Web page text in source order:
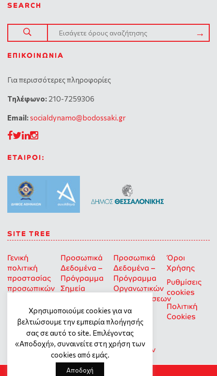
SEARCH
ΕΠΙΚΟΙΝΩΝΊΑ
Για περισσότερες πληροφορίες
Tηλέφωνο: 210-7259306
Email:socialdynamo@bodossaki.gr
ΕΤΑΙΡΟΙ:
SITE TREE
Γενική
πολιτική
προστασίας
προσωπικών
Προσωπικά
Δεδομένα –
Πρόγραμμα
Σημεία
Προσωπικά
Δεδομένα –
Πρόγραμμα
Οργανωτικών
Επιχορηγήσεων
για Οκοιπ
που δρουν
Ισότητα
των Φύλων
Όροι
Χρήσης
Ρυθμίσεις
cookies
Πολιτική
Cookies
Χρησιμοποιούμε cookies για να
βελτιώσουμε την εμπειρία πλοήγησής
σας σε αυτό το site. Επιλέγοντας
«Αποδοχή», συναινείτε στη χρήση των
cookies από εμάς.
Αποδοχή